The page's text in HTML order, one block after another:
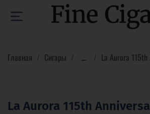
Главная Сигары ... La Aurora
La Aurora 115th